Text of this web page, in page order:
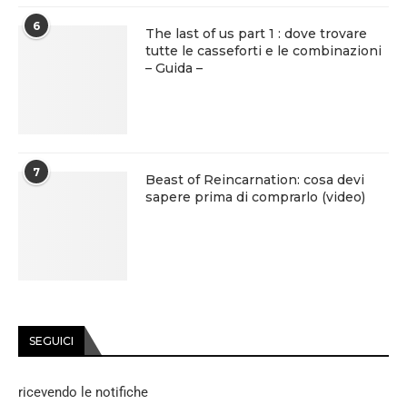
6
The last of us part 1 : dove trovare
tutte le casseforti e le combinazioni
– Guida –
7
Beast of Reincarnation: cosa devi
sapere prima di comprarlo (video)
SEGUICI
ricevendo le notifiche